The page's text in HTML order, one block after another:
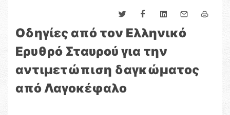
Οδηγίες από τον Ελληνικό
Ερυθρό Σταυρού για την
αντιμετώπιση δαγκώματος
από Λαγοκέφαλο